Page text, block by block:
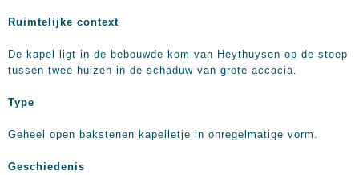
Ruimtelijke context
De kapel ligt in de bebouwde kom van Heythuysen op de stoep
tussen twee huizen in de schaduw van grote accacia.
Type
Geheel open bakstenen kapelletje in onregelmatige vorm.
Geschiedenis